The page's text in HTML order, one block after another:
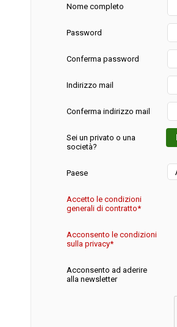
Nome completo
Password
Conferma password
Indirizzo mail
Conferma indirizzo mail
Sei un privato o una
società?
Paese
Accetto le condizioni
generali di contratto*
Acconsento le condizioni
sulla privacy*
Acconsento ad aderire
alla newsletter